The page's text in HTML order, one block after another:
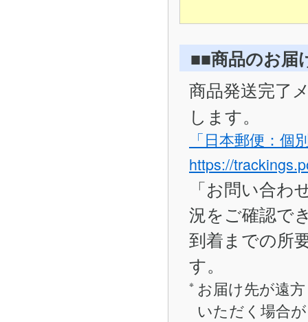
■■商品のお届
商品発送完了
します。
「日本郵便：個
https://
「お問い合
況をご確認で
到着までの所
す。
お届け先が遠
いただく場合